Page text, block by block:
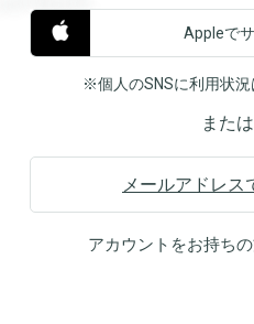
Appleで
※個人のSNSに利用状
または
メールアドレス
アカウントをお持ち